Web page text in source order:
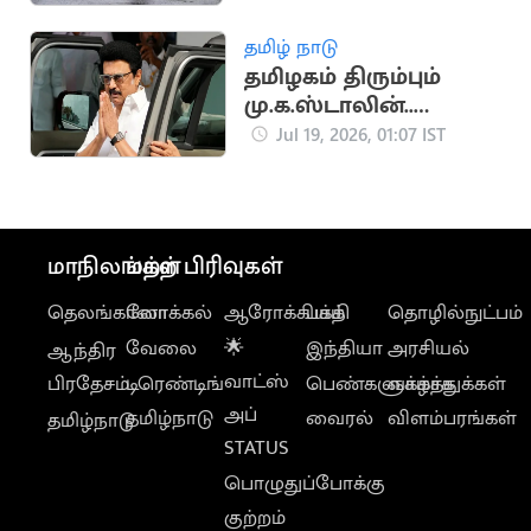
தமிழ் நாடு
தமிழகம் திரும்பும்
மு.க.ஸ்டாலின்..
வந்ததும் முதல்
Jul 19, 2026, 01:07 IST
மாநிலங்கள்
தெலங்கானா
ஆந்திர
பிரதேசம்
தமிழ்நாடு
மற்ற பிரிவுகள்
லோக்கல்
வேலை
டிரெண்டிங்
தமிழ்நாடு
ஆரோக்கியம்
🌟
வாட்ஸ்
அப்
STATUS
பொழுதுப்போக்கு
குற்றம்
பக்தி
இந்தியா
பெண்களுக்காக
வைரல்
தொழில்நுட்பம்
அரசியல்
வாழ்த்துக்கள்
விளம்பரங்கள்